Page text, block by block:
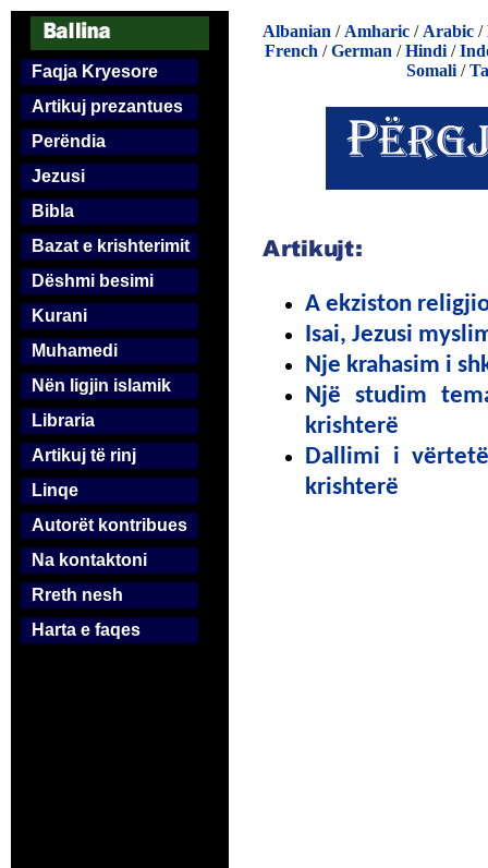
Faqja Kryesore
Artikuj prezantues
Perëndia
Jezusi
Bibla
Bazat e krishterimit
Dëshmi besimi
Kurani
Muhamedi
Nën ligjin islamik
Libraria
Artikuj të rinj
Linqe
Autorët kontribues
Na kontaktoni
Rreth nesh
Harta e faqes
Albanian / Amharic / Arabic /
French /German /Hindi /
Somali/
A ekziston
Isai, Jezusi
Nje krahasim i
Një studim
krishterë
Dallimi i
krishterë